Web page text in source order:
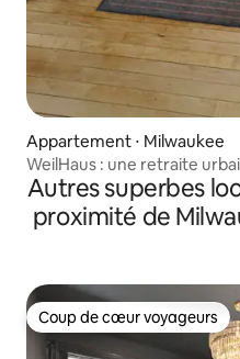
Appartement ⋅ Milwaukee
WeilHaus : une retraite
Autres superbes
proximité de
Coup de cœur voyageurs
Coup de cœur voyageurs